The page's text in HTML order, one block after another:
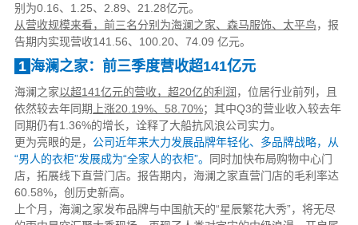
别为0.16、1.25、2.89、21.28亿元。
从营收规模来看，前三名分别为海澜之家、森马服饰、太平鸟，报
告期内实现营收141.56、100.20、74.09 亿元。
1 海澜之家：前三季度营收超141亿元
海澜之家以超141亿元的营收，超20亿的利润 ，位居行业前列，且
依然较去年同期 上涨20.19%、58.70%；其中Q3的营业收入较去年
同期仍有1.36%的增长，诠释了大船抗风浪公司实力。
更为亮眼的是， 公司近年来大力发展品牌年轻化、多品牌战略，从
“男人的衣柜”发展成为“全家人的衣柜”。
同时加快布局购物中心门
店，拓展线下直营门店。报告期内，海澜之家直营门店的毛利率达
60.58%，创历史新高。
上个月，海澜之家发布品牌与中国航天的“星辰繁花大秀”，将无尽